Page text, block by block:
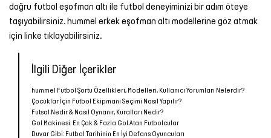
doğru futbol eşofman altı ile futbol deneyiminizi bir adım öteye
taşıyabilirsiniz. hummel erkek eşofman altı modellerine göz atmak
için linke tıklayabilirsiniz.
İlgili Diğer İçerikler
hummel Futbol Şortu Özellikleri, Modelleri, Kullanıcı Yorumları Nelerdir?
Çocuklar İçin Futbol Ekipmanı Seçimi Nasıl Yapılır?
Futsal Nedir & Nasıl Oynanır, Kuralları Nedir?
Gol Makinesi: En Çok & Fazla Gol Atan Futbolcular
Duvar Gibi: Futbol Tarihinin En İyi Defans Oyuncuları